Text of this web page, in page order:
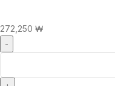
272,250 ₩